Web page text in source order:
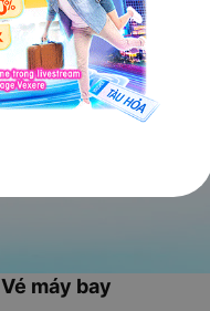
Tải ứng dụng Vexere
Vé máy bay